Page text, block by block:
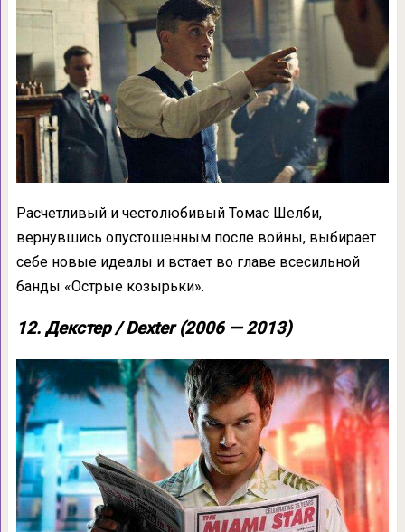
Расчетливый и честолюбивый Томас Шелби,
вернувшись опустошенным после войны, выбирает
себе новые идеалы и встает во главе всесильной
банды «Острые козырьки».
12. Декстер / Dexter (2006 — 2013)